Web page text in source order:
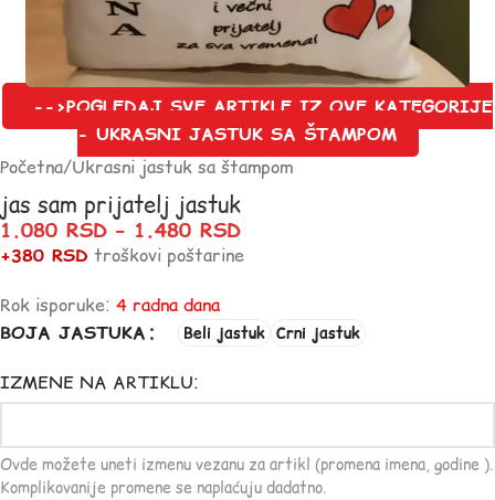
-->POGLEDAJ SVE ARTIKLE IZ OVE KATEGORIJE
- UKRASNI JASTUK SA ŠTAMPOM
Početna/Ukrasni jastuk sa štampom
jas sam prijatelj jastuk
1.080 RSD – 1.480 RSD
+380 RSD troškovi poštarine
Rok isporuke: 4 radna dana
BOJA JASTUKA
Beli jastuk Crni jastuk
IZMENE NA ARTIKLU:
Ovde možete uneti izmenu vezanu za artikl (promena imena, godine ).
Komplikovanije promene se naplaćuju dadatno.